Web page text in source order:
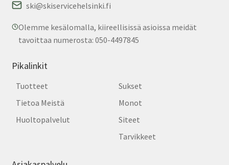
ski@skiservicehelsinki.fi
Olemme kesälomalla, kiireellisissä asioissa meidät
tavoittaa numerosta: 050-4497845
Pikalinkit
Tuotteet
Tietoa Meistä
Huoltopalvelut
Sukset
Monot
Siteet
Tarvikkeet